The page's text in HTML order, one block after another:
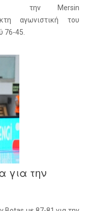
την Mersin
αγωνιστική του
76-45.
για την